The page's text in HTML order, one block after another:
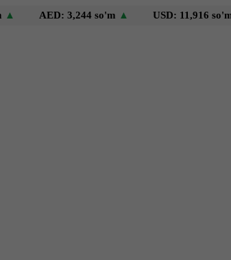
AED: 3,244 so'm▲ USD: 11,916 so'm▲